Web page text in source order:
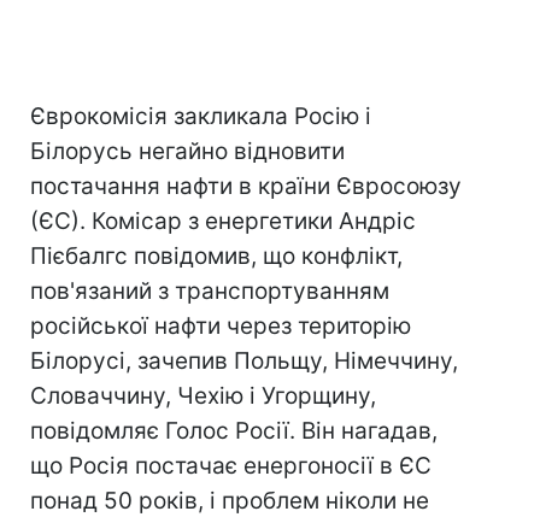
Єврокомісія закликала Росію і
Білорусь негайно відновити
постачання нафти в країни Євросоюзу
(ЄС). Комісар з енергетики Андріс
Пієбалгс повідомив, що конфлікт,
пов'язаний з транспортуванням
російської нафти через територію
Білорусі, зачепив Польщу, Німеччину,
Словаччину, Чехію і Угорщину,
повідомляє Голос Росії. Він нагадав,
що Росія постачає енергоносії в ЄС
понад 50 років, і проблем ніколи не